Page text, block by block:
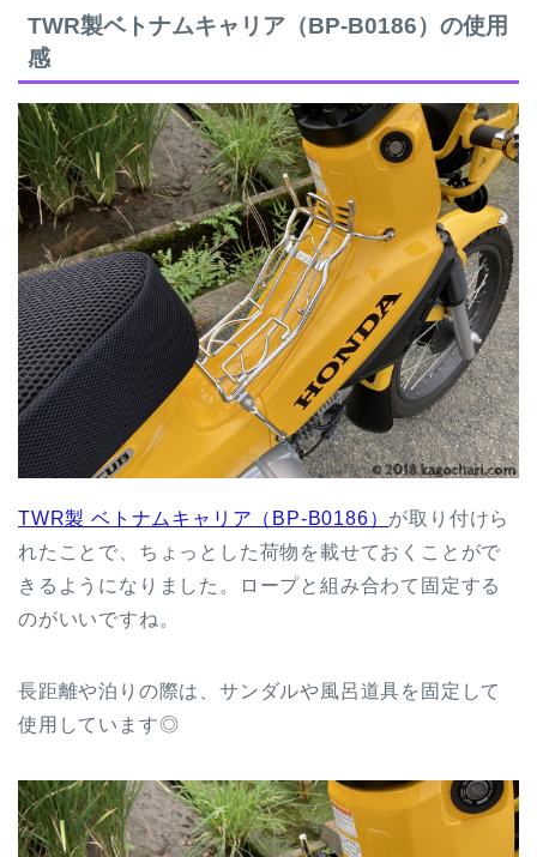
TWR製ベトナムキャリア（BP-B0186）の使用
感
TWR製 ベトナムキャリア（BP-B0186） が取り付けら
れたことで、ちょっとした荷物を載せておくことがで
きるようになりました。ロープと組み合わて固定する
のがいいですね。
長距離や泊りの際は、サンダルや風呂道具を固定して
使用しています◎